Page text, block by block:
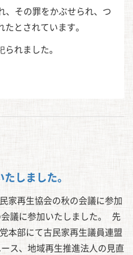
、その罪をかぶせられ、つ
とされています。
れました。
しました。
家再生協会の秋の会議に参加
議に参加いたしました。 先
本部にて古民家再生議員連盟
ス、地域再生推進法人の見直